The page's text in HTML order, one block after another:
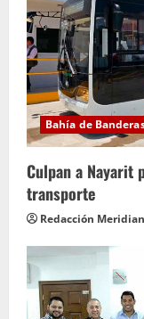
e
n
d
o Bahía de
Culpan a Nayarit
transporte
Redacción